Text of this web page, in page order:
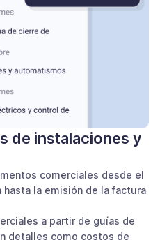
de instalaciones y
comerciales desde el
la emisión de la factura
a partir de guías de
detalles como costos de